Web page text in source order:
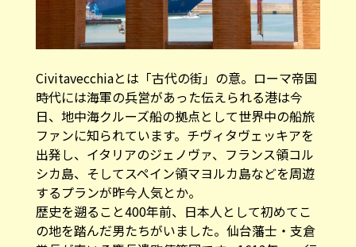
Civitavecchiaとは「古代の街」の意。ローマ帝国
時代には海軍の兵営があった伝えられる港は今
日、地中海クルーズ船の拠点として世界中の船旅
ファンに知られています。チヴィタヴェッキアを
出発し、イタリアのジェノヴァ、フランス領コル
シカ島、そしてスペイン領マヨルカ島などを周遊
するプランが昨今人気とか。
歴史を遡ること400年前、日本人として初めてこ
の地を踏んだ男たちがいました。仙台藩士・支倉